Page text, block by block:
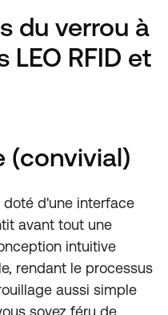
du verrou à
RFID et
(convivial)
doté d'une interface
avant tout une
intuitive
rendant le processus
aussi simple
soyez féru de